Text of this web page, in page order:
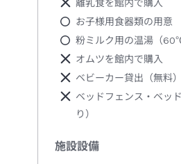
離乳食を館内で購入
お子様用食器類の用意
粉ミルク用の温湯（
オムツを館内で購入
ベビーカー貸出（無料）
ベッドフェンス・ベッ
り）
施設設備